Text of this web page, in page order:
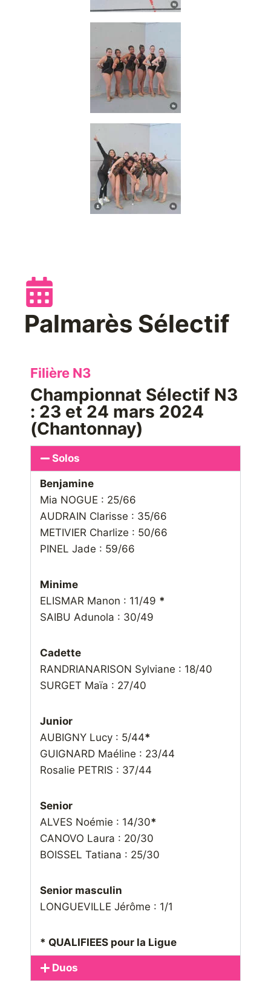
Palmarès Sélectif
Filière N3
Championnat Sélectif N3
: 23 et 24 mars 2024
(Chantonnay)
Solos
Benjamine
Mia NOGUE : 25/66
AUDRAIN Clarisse : 35/66
METIVIER Charlize : 50/66
PINEL Jade : 59/66
Minime
ELISMAR Manon : 11/49 *
SAIBU Adunola : 30/49
Cadette
RANDRIANARISON Sylviane : 18/40
SURGET Maïa : 27/40
Junior
AUBIGNY Lucy : 5/44*
GUIGNARD Maéline : 23/44
Rosalie PETRIS : 37/44
Senior
ALVES Noémie : 14/30*
CANOVO Laura : 20/30
BOISSEL Tatiana : 25/30
Senior masculin
LONGUEVILLE Jérôme : 1/1
* QUALIFIEES pour la Ligue
Duos